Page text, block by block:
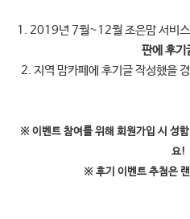
1. 2019년 7월~12월 조은맘 서비
판에 후기
2. 지역 맘카페에 후기글 작성했을
※ 이벤트 참여를 위해 회원가입 시 성
요!
※ 후기 이벤트 추첨은